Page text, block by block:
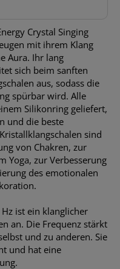
Crystal Singing
mit ihrem Klang
Aura. Ihr lang
sich beim sanften
aus, sodass die
spürbar wird. Alle
Silikonring geliefert,
und die beste
sind
von Chakren, zur
Yoga, zur Verbesserung
des emotionalen
ist ein klanglicher
an. Die Frequenz stärkt
und zu anderen. Sie
und hat eine